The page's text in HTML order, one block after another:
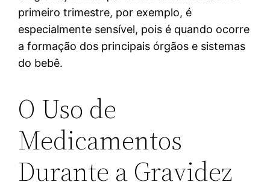
primeiro trimestre, por exemplo, é
especialmente sensível, pois é quando ocorre
a formação dos principais órgãos e sistemas
do bebê.
O Uso de
Medicamentos
Durante a Gravidez